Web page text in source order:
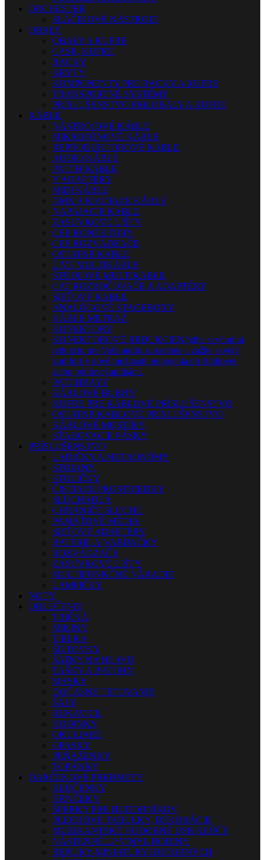
ORCHESTER
SLÁČIKOVÉ NÁSTROJE
OBALY
OBALY A KUFRE
CASE, KUFRE
RACKY
KRYTY
KOMPONENTY PRE RACKY A KUFRE
TRANSPORTNÉ SYSTÉMY
PRÍSLUŠENSTVO PRE OBALY A KUFRE
KÁBLE
NÁSTROJOVÉ KÁBLE
MIKROFÓNOVÉ KÁBLE
REPRODUKTOROVÉ KÁBLE
AUDIO KÁBLE
PATCH KÁBLE
Y ADAPTÉRY
MIDI KÁBLE
DMX A RIADIACE KÁBLE
NAPÁJACIE KÁBLE
ZÁSUVKOVÉ LIŠTY
CEE KONEKTORY
CEE ROZVÁDZAČE
OSTATNÉ KÁBLE
LIVE MULTIKÁBLE
ŠTÚDIOVÉ MULTIKÁBLE
CAT ROZBOČOVAČE A ADAPTÉRY
SIEŤOVÉ KÁBLE
ANALÓGOVÉ STAGEBOXY
KÁBLE METRÁŽ
KONEKTORY
KONEKTOROVÉ REDUKCIENájdite si vhodnú
redukciu pre Vaše audio zariadenie a zažite skvelý
komfort + nové možnosti prepojenia pri štúdiovej,
alebo pódiovej aplikácii.
PATCHBAYE
KÁBLOVÉ BUBNY
KUFRE PRE KÁBLOVÉ PRÍSLUŠENSTVO
OSTATNÉ KÁBLOVÉ PRÍSLUŠENSTVO
KÁBLOVÉ MOSTÍKY
SŤAHOVACIE PÁSKY
PRÍSLUŠENSTVO
LADIČKY A METRONÓMY
STOJANY
STOLIČKY
ČISTIACE PROSTRIEDKY
SLÚCHADLÁ
CHRÁNIČE SLUCHU
PAMÄŤOVÉ MÉDIÁ
SIEŤOVÉ ADAPTÉRY
BATÉRIE A NABÍJAČKY
ROZVÁDZAČE
ZÁSUVKOVÉ LIŠTY
MULTIFUNKČNÉ NÁRADIE
LAMPIČKY
NOTY
OBLEČENIE
TRIČKÁ
MIKINY
TIELKA
ŠILTOVKY
ŠATKY NA HLAVU
TAŠKY A BATOHY
MASKY
DOČASNÉ TETOVANIE
ŠÁLY
RUKAVICE
HODINKY
OKULIARE
OPASKY
PEŇAŽENKY
TOPÁNKY
DARČEKOVÉ PREDMETY
KĽÚČENKY
HRNČEKY
ŠPERKY PRE HUDOBNÍKOV
PLECHOVÉ TABUĽKY, DEKORÁCIE
MUZIKANTSKÉ HUDOBNÉ USB KĽÚČE
NÁSTENNÉ LP VINYL HODINY
REPLIKY-MINIATÚRY HUDOBNÝCH